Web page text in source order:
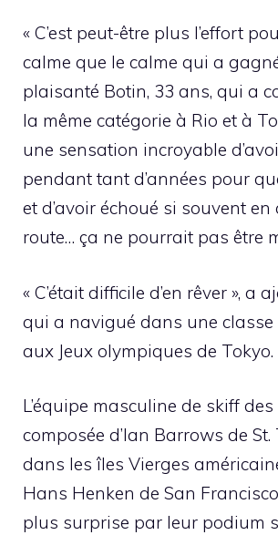
« C’est peut-être plus l’effort
calme que le calme qui a
plaisanté Botin, 33 ans, qui a
la même catégorie à Rio et à
une sensation incroyable
pendant tant d’années pour
et d’avoir échoué si souvent en
route… ça ne pourrait pas être
« C’était difficile d’en rêver », a
qui a navigué dans une classe
aux Jeux olympiques de Tokyo.
L’équipe masculine de skiff
composée d’Ian Barrows de
dans les îles Vierges
Hans Henken de San
plus surprise par leur podium